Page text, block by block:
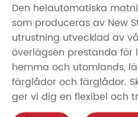
Den helautomatiska
som produceras av New
utrustning utvecklad av
överlägsen prestanda för
hemma och utomlands,
färglådor och färglådor.
ger vi dig en flexibel och